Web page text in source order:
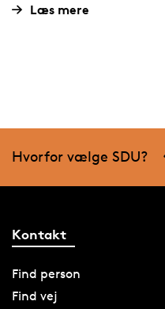
Læs mere
Hvorfor vælge SDU?
Kontakt
Find person
Find vej